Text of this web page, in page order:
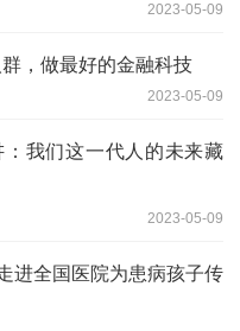
2023-05-09
，做最好的金融科技
2023-05-09
我们这一代人的未来藏
2023-05-09
进全国医院为患病孩子传